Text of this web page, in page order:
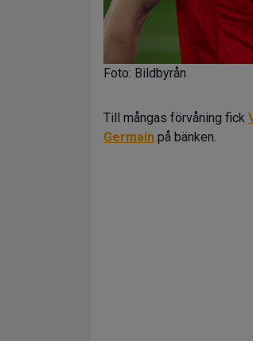
Foto: Bildbyrån
Till mångas förvåning fick
Germain på bänken.